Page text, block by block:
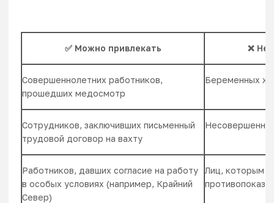
✅ Можно привлекать ❌
Совершеннолетних работников,
прошедших медосмотр
Беременных
Сотрудников, заключивших письменный
трудовой договор на вахту
Работников, давших согласие на работу
в особых условиях (например, Крайний
Север)
Лиц, которым